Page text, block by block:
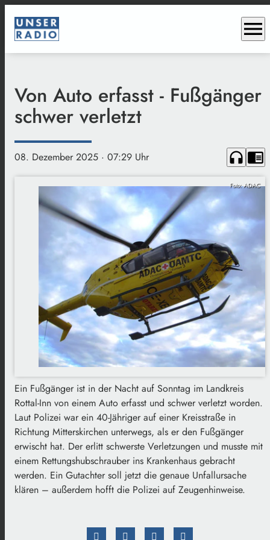
menu
Von Auto erfasst - Fußgänger
schwer verletzt
08. Dezember 2025 · 07:29 Uhr headphones chrome_reader_mode
Foto: ADAC
Ein Fußgänger ist in der Nacht auf Sonntag im Landkreis
Rottal-Inn von einem Auto erfasst und schwer verletzt worden.
Laut Polizei war ein 40-Jähriger auf einer Kreisstraße in
Richtung Mitterskirchen unterwegs, als er den Fußgänger
erwischt hat. Der erlitt schwerste Verletzungen und musste mit
einem Rettungshubschrauber ins Krankenhaus gebracht
werden. Ein Gutachter soll jetzt die genaue Unfallursache
klären – außerdem hofft die Polizei auf Zeugenhinweise.